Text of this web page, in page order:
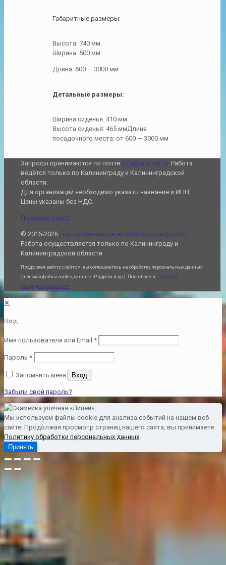
Габаритные размеры:
Высота: 740 мм
Ширина: 500 мм
Длина: 600 — 3000 мм
Детальные размеры:
Ширина сиденья: 410 мм
Высота сиденья: 465 мм Длина
посадочного места: от 600 — 3000 мм
Запросы принимаются по почте info@citymaf.ru . Работа
ведётся только по Калининграду и Калининградской
области.
Для организаций необходимо указать название и ИНН.
Цены указаны без НДС.
Примеры работ
© 2015-2026 Городские малые архитектурные формы
Работа осуществляется только по Калининграду и
Калининградской области
Продолжая работу с сайтом, вы соглашаетесь на обработку персональных данных
(включая файлы cookie, данные IP-адреса и др.). Подробнее в Политике
конфиденциальности
✕
Вход
Имя пользователя или Email *
Пароль *
Запомнить меня Вход
Забыли свой пароль?
Мы используем файлы cookie для анализа событий на нашем веб-
сайте. Продолжая просмотр страниц нашего сайта, вы принимаете
Политику обработки персональных данных
Принять